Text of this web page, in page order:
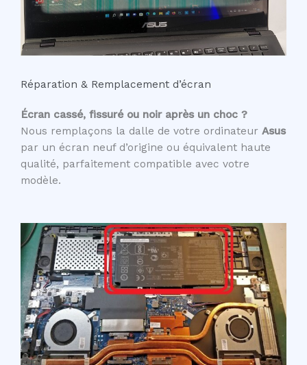
Réparation & Remplacement d’écran
Écran cassé, fissuré ou noir après un choc ?
Nous remplaçons la dalle de votre ordinateur Asus
par un écran neuf d’origine ou équivalent haute
qualité, parfaitement compatible avec votre
modèle.